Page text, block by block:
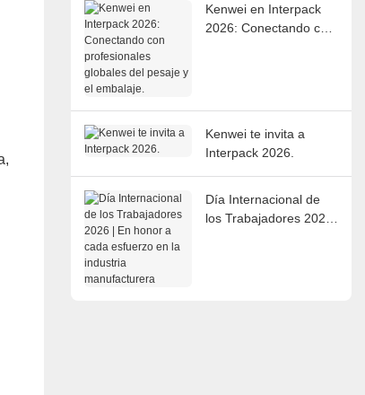
Kenwei en Interpack
2026: Conectando con
Kenwei te invita a
Interpack 2026.
Día Internacional de
los Trabajadores 2026